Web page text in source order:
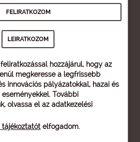
hozzájárul, hogy az
megkeresse a legfrissebb
innovációs pályázatokkal, hazai és
További
olvassa el az adatkezelési
elfogadom.